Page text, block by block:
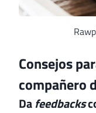
Consejos
compañero
Dafeedbacks